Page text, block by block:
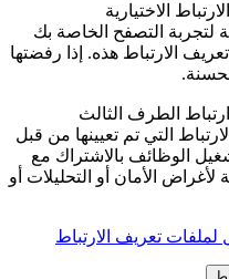
الاختيارية
التصفح الخاصة بك
الارتباط هذه. إذا رفضتها
الطرف الثالث
التي تم تعيينها من قبل
الوظائف بالاشتراك مع
الأمان أو التحليلات أو
لملفات تعريف الارتباط